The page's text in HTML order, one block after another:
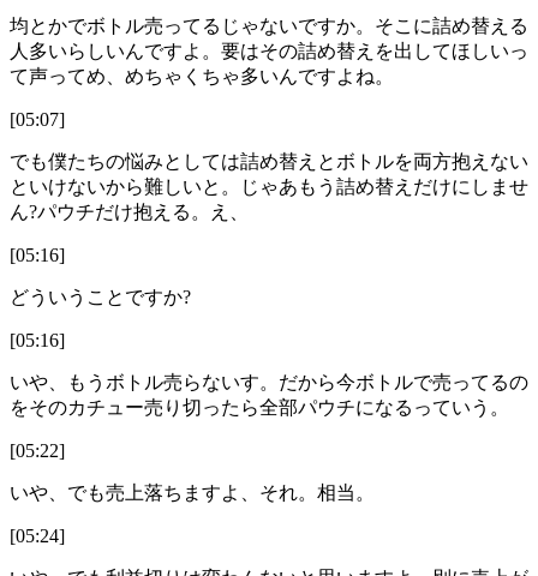
均とかでボトル売ってるじゃないですか。そこに詰め替える
人多いらしいんですよ。要はその詰め替えを出してほしいっ
て声ってめ、めちゃくちゃ多いんですよね。
[05:07]
でも僕たちの悩みとしては詰め替えとボトルを両方抱えない
といけないから難しいと。じゃあもう詰め替えだけにしませ
ん?パウチだけ抱える。え、
[05:16]
どういうことですか?
[05:16]
いや、もうボトル売らないす。だから今ボトルで売ってるの
をそのカチュー売り切ったら全部パウチになるっていう。
[05:22]
いや、でも売上落ちますよ、それ。相当。
[05:24]